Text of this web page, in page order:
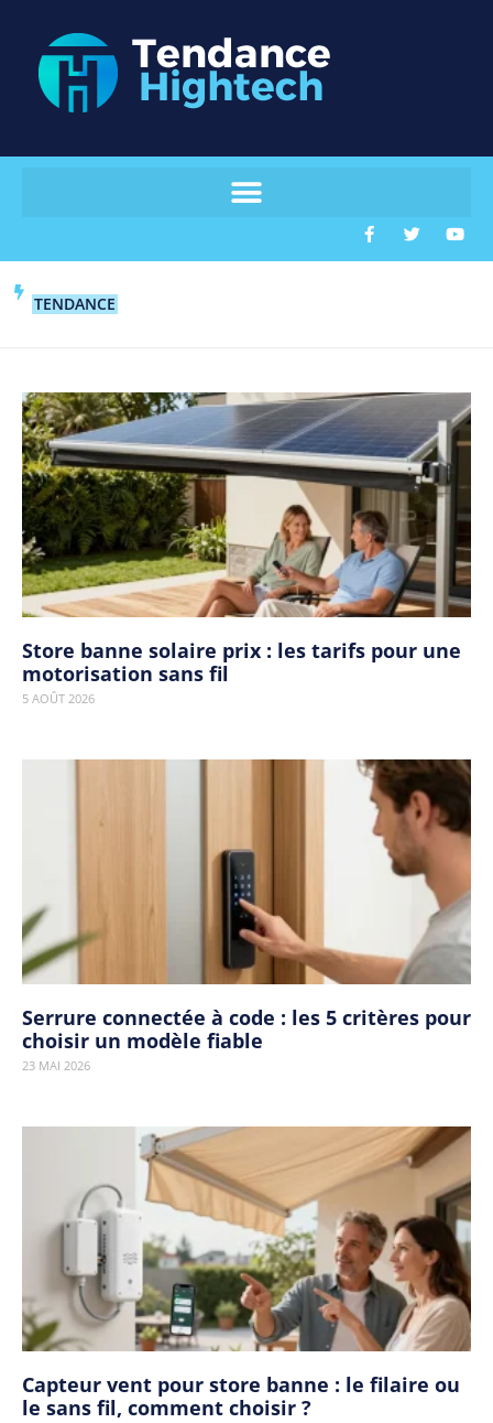
TENDANCE
Store banne solaire prix : les tarifs pour une
motorisation sans fil
5 AOÛT 2026
Serrure connectée à code : les 5 critères pour
choisir un modèle fiable
23 MAI 2026
Capteur vent pour store banne : le filaire ou
le sans fil, comment choisir ?